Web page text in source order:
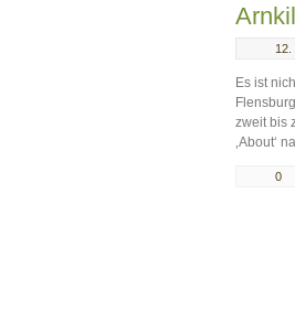
Arnkil
12.
Es ist
zweit bis
‚About‘
0